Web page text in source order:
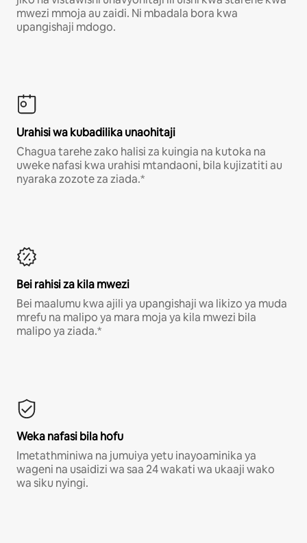
mwezi mmoja au zaidi. Ni mbadala bora kwa
upangishaji mdogo.
Urahisi wa kubadilika unaohitaji
Chagua tarehe zako halisi za kuingia na kutoka na
uweke nafasi kwa urahisi mtandaoni, bila kujizatiti au
nyaraka zozote za ziada.*
Bei rahisi za kila mwezi
Bei maalumu kwa ajili ya upangishaji wa likizo ya muda
mrefu na malipo ya mara moja ya kila mwezi bila
malipo ya ziada.*
Weka nafasi bila hofu
Imetathminiwa na jumuiya yetu inayoaminika ya
wageni na usaidizi wa saa 24 wakati wa ukaaji wako
wa siku nyingi.